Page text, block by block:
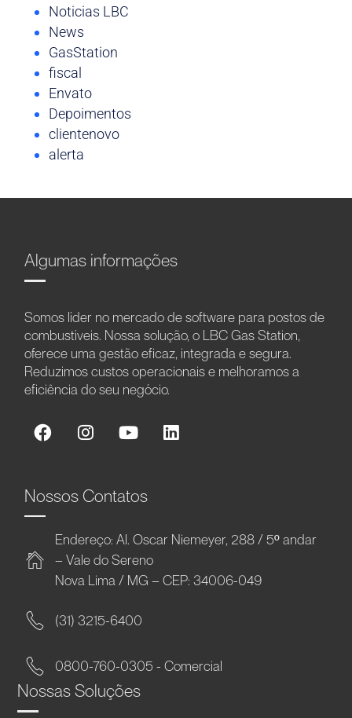
Noticias LBC
News
GasStation
fiscal
Envato
Depoimentos
clientenovo
alerta
Algumas informações
Somos líder no mercado de software para postos de
combustíveis. Nossa solução, o LBC Gas Station,
oferece uma gestão eficaz, integrada e segura.
Reduzimos custos operacionais e melhoramos a
eficiência do seu negócio.
Nossos Contatos
Endereço: Al. Oscar Niemeyer, 288 / 5º andar
– Vale do Sereno
Nova Lima / MG – CEP: 34006-049
(31) 3215-6400
0800-760-0305 - Comercial
Nossas Soluções